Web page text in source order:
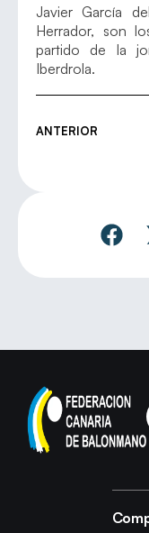
Javier García
Herrador, son
partido de la
Iberdrola.
ANTERIOR